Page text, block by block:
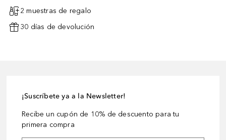
2 muestras de regalo
30 días de devolución
¡Suscríbete ya a la Newsletter!
Recibe un cupón de 10% de descuento para tu
primera compra